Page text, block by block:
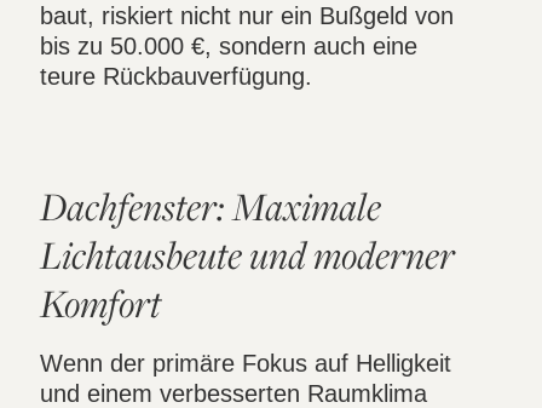
baut, riskiert nicht nur ein Bußgeld von
bis zu 50.000 €, sondern auch eine
teure Rückbauverfügung.
Dachfenster: Maximale
Lichtausbeute und moderner
Komfort
Wenn der primäre Fokus auf Helligkeit
und einem verbesserten Raumklima